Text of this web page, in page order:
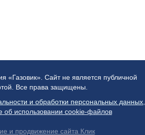
«Газовик». Сайт не является публичной
Все права защищены.
и обработки персональных данных
об использовании cookie-файлов
и продвижение сайта Клик